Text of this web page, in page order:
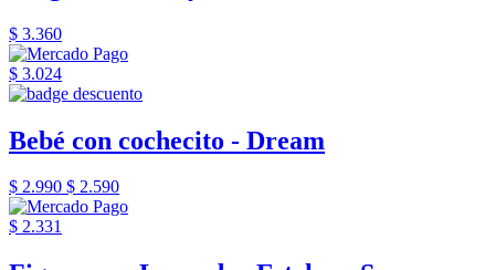
$ 3.360
$ 3.024
Bebé con cochecito - Dream
$ 2.990 $ 2.590
$ 2.331